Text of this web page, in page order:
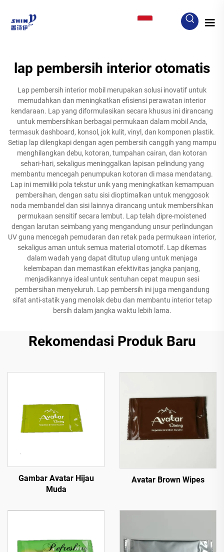
lap pembersih interior otomatis
Lap pembersih interior mobil merupakan solusi inovatif untuk
memudahkan dan meningkatkan efisiensi perawatan interior
kendaraan. Lap yang diformulasikan secara khusus ini dirancang
untuk membersihkan berbagai permukaan dalam mobil Anda,
termasuk dashboard, konsol, jok kulit, vinyl, dan komponen plastik.
Setiap lap dilengkapi dengan agen pembersih canggih yang mampu
menghilangkan debu, kotoran, tumpahan cairan, dan kotoran
sehari-hari, sekaligus meninggalkan lapisan pelindung yang
membantu mencegah penumpukan kotoran di masa mendatang.
Lap ini memiliki pola tekstur unik yang meningkatkan kemampuan
pembersihan, dengan satu sisi dioptimalkan untuk menggosok
noda membandel dan sisi lainnya dirancang untuk membersihkan
permukaan sensitif secara lembut. Lap telah dipre-moistened
dengan larutan seimbang yang mengandung unsur perlindungan
UV guna mencegah pemudaran dan retak pada permukaan interior,
sekaligus aman untuk semua material otomotif. Lap dikemas
dalam wadah yang dapat ditutup ulang untuk menjaga
kelembapan dan memastikan efektivitas jangka panjang,
menjadikannya ideal untuk sentuhan cepat maupun sesi
pembersihan menyeluruh. Lap pembersih ini juga mengandung
sifat anti-statik yang menolak debu dan membantu interior tetap
bersih dalam jangka waktu lebih lama.
Rekomendasi Produk Baru
Gambar Avatar Hijau
Muda
Avatar Brown Wipes